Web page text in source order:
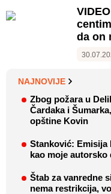
da on
NAJNOVIJE
Zbog požara u
Čardaka i
opštine Kovin
Stanković: Emisija
kao moje autorsko
Štab za vanredne
nema restrikcija,